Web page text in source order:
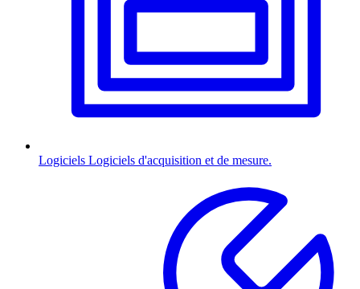
Logiciels Logiciels d'acquisition et de mesure.